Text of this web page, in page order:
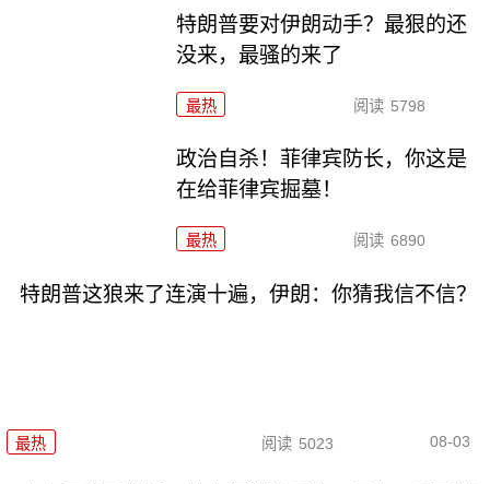
特朗普要对伊朗动手？最狠的还
没来，最骚的来了
最热 阅读 5798
政治自杀！菲律宾防长，你这是
在给菲律宾掘墓！
最热 阅读 6890
特朗普这狼来了连演十遍，伊朗：你猜我信不信？
最热 阅读 5023 08-03